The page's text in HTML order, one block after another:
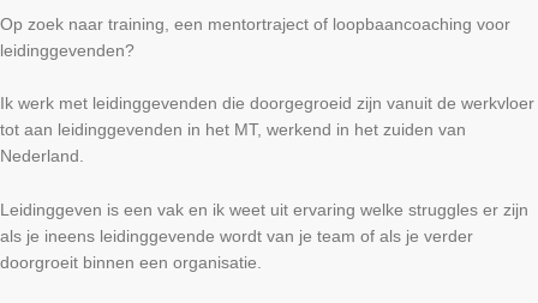
Op zoek naar training, een mentortraject of loopbaancoaching voor
leidinggevenden?
Ik werk met leidinggevenden die doorgegroeid zijn vanuit de werkvloer
tot aan leidinggevenden in het MT, werkend in het zuiden van
Nederland.
Leidinggeven is een vak en ik weet uit ervaring welke struggles er zijn
als je ineens leidinggevende wordt van je team of als je verder
doorgroeit binnen een organisatie.